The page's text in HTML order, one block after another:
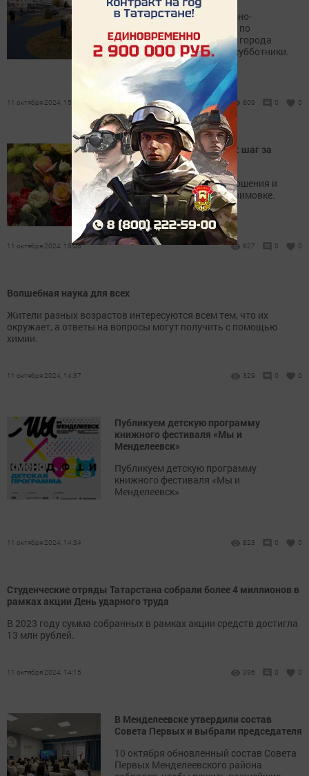
В рамках осеннего санитарно-
экологического месячника по
благоустройству и очистке города
продолжаются массовые субботники.
11 октября 2024, 15:43 809 0 0
Подготовка роз к зимовке: шаг за
шагом
Розы требуют особого отношения и
тщательной подготовки к зимовке.
11 октября 2024, 15:06 627 0 0
Волшебная наука для всех
Жители разных возрастов интересуются всем тем, что их
окружает, а ответы на вопросы могут получить с помощью
химии.
11 октября 2024, 14:37 329 0 0
Публикуем детскую программу
книжного фестиваля «Мы и
Менделеевск»
Публикуем детскую программу
книжного фестиваля «Мы и
Менделеевск»
11 октября 2024, 14:34 823 0 0
Студенческие отряды Татарстана собрали более 4 миллионов в
рамках акции День ударного труда
В 2023 году сумма собранных в рамках акции средств достигла
13 млн рублей.
11 октября 2024, 14:15 396 0 0
В Менделеевске утвердили состав
Совета Первых и выбрали председателя
10 октября обновленный состав Совета
Первых Менделеевского района